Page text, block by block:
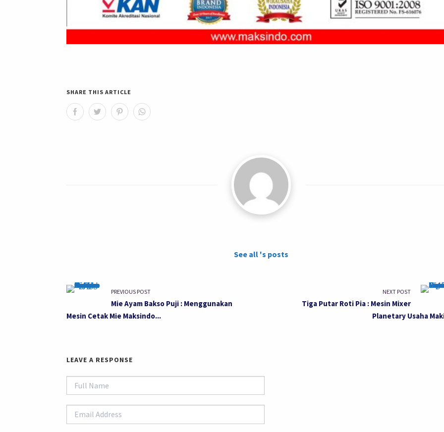
SHARE THIS ARTICLE
See all 's posts
PREVIOUS POST
Mie Ayam Bakso Puji : Menggunakan
Mesin Cetak Mie Maksindo...
NEXT POST
Tiga Putar Roti Pia : Mesin Mixer
Planetary Usaha
LEAVE A RESPONSE